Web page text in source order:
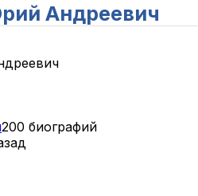
Андреевич
200 биографий